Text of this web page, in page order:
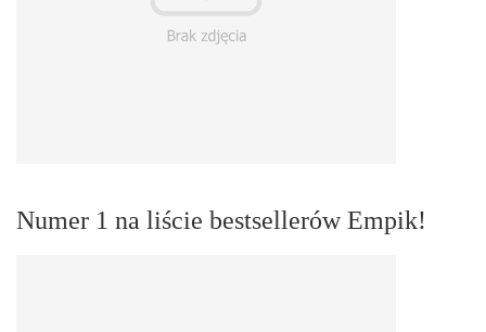
Numer 1 na liście bestsellerów Empik!